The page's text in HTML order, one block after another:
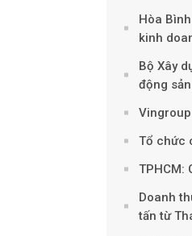
Hòa
kinh
Bộ Xây
động sản
Tổ chức
TPHCM:
Doanh
tấn từ